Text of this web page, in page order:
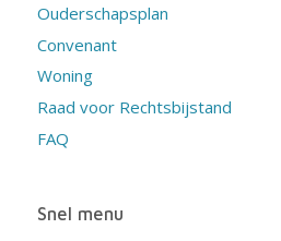
Ouderschapsplan
Convenant
Woning
Raad voor Rechtsbijstand
FAQ
Snel menu